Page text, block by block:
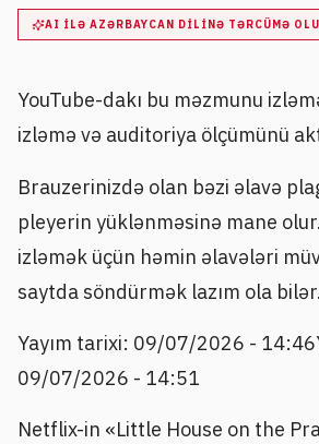
AI ILƏ AZƏRBAYCAN DILINƏ TƏRCÜMƏ
YouTube-dakı bu məzmunu
izləmə və auditoriya ölçümünü
Brauzerinizdə olan bəzi əlavə
pleyerin yüklənməsinə mane
izləmək üçün həmin əlavələri
saytda söndürmək lazım ola bilər.
Yayım tarixi: 09/07/2026 - 14:46
09/07/2026 - 14:51
Netflix-in «Little House on the